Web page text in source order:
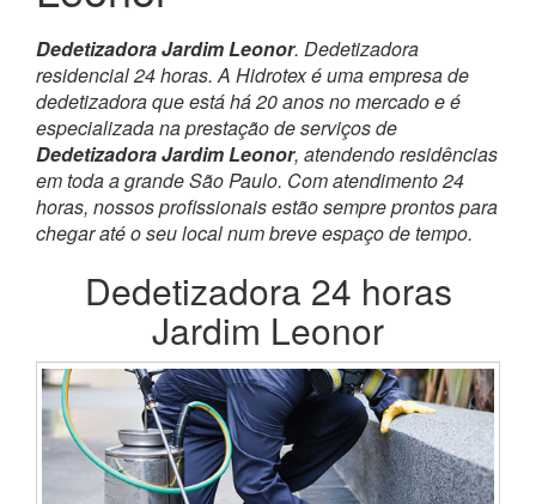
Dedetizadora Jardim Leonor. Dedetizadora
residencial 24 horas. A Hidrotex é uma empresa de
dedetizadora que está há 20 anos no mercado e é
especializada na prestação de serviços de
Dedetizadora Jardim Leonor, atendendo residências
em toda a grande São Paulo. Com atendimento 24
horas, nossos profissionais estão sempre prontos para
chegar até o seu local num breve espaço de tempo.
Dedetizadora 24 horas
Jardim Leonor